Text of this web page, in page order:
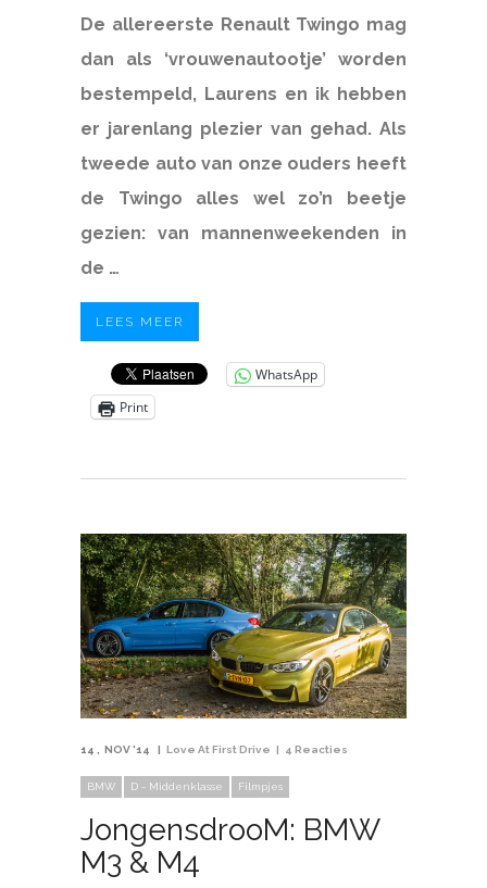
De allereerste Renault Twingo mag
dan als ‘vrouwenautootje’ worden
bestempeld, Laurens en ik hebben
er jarenlang plezier van gehad. Als
tweede auto van onze ouders heeft
de Twingo alles wel zo’n beetje
gezien: van mannenweekenden in
de …
LEES MEER
WhatsApp
Print
14 NOV '14 Love At First Drive 4 Reacties
BMW D - Middenklasse Filmpjes
JongensdrooM: BMW
M3 & M4